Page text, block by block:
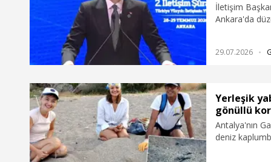
İletişim
Ankara'da
29.07.2026
Yerleşik
gönüllü
Antalya'nın
deniz